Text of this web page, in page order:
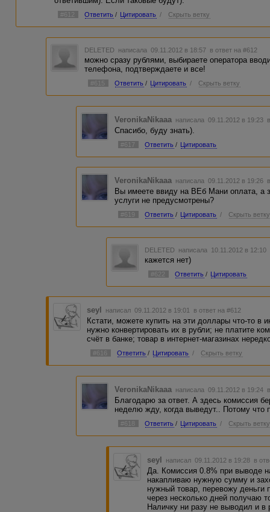
#612 Ответить / Цитировать / Скрыть ветку
DELETED написала 09.11.2012 в 18:57 в ответ на #612
можно сразу рублями, выбираете оператора
телефона, подтверждаете и все!
#615 Ответить / Цитировать / Скрыть ветку
VeronikaNikaaa написала 09.11.2012 в 19:23
Спасибо, буду знать).
#617 Ответить / Цитировать
VeronikaNikaaa написала 09.11.2012 в 19:26
Вы имеете ввиду на ВЕб Мани оплата, а
услуги не предусмотрены?
#619 Ответить / Цитировать / Скрыть ветку
DELETED написала 10.11.2012 в 12:10
кажется нет)
#622 Ответить / Цитировать
seyl написал 09.11.2012 в 19:01 в ответ на #612
Кстати, можете купить на эти доллары что-то в
нужно конвертировать их в рубли; не платите
счёт в банке; товар в интернет-магазинах
#616 Ответить / Цитировать / Скрыть ветку
VeronikaNikaaa написала 09.11.2012 в 19:24
Благодарю за ответ. А здесь комиссия
неделю жду, когда выведут.. Потому что
#618 Ответить / Цитировать / Скрыть ветку
seyl написал 09.11.2012 в 19:28 в
Да. Комиссия 0.8% при выводе
накапливаю нужную сумму и
нужный товар, перевожу деньги
через несколько дней получаю
Наличку ни разу не выводил и в